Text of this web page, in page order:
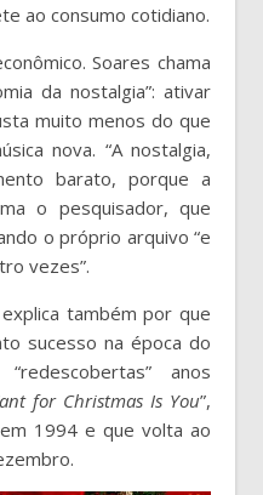
ao consumo cotidiano.
Soares chama
da nostalgia”: ativar
muito menos do que
nova. “A nostalgia,
barato, porque a
o pesquisador, que
o próprio arquivo “e
vezes”.
também por que
sucesso na época do
anos
for Christmas Is You”,
1994 e que volta ao